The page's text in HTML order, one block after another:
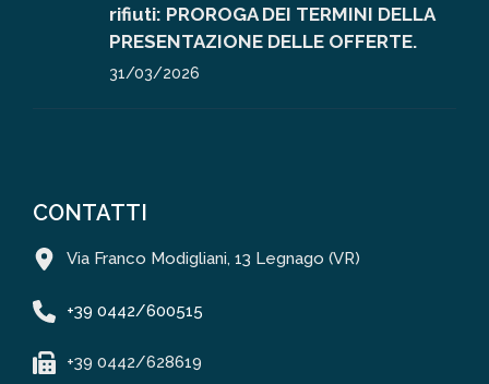
rifiuti: PROROGA DEI TERMINI DELLA
PRESENTAZIONE DELLE OFFERTE.
31/03/2026
CONTATTI
Via Franco Modigliani, 13 Legnago (VR)
+39 0442/600515
+39 0442/628619